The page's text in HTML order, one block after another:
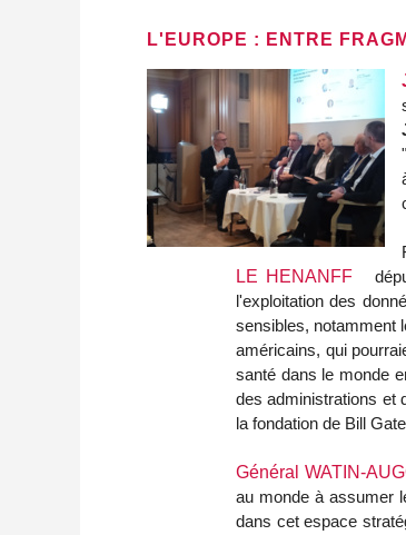
L'EUROPE : ENTRE
"
LE HENANFF
l'exploitation des
sensibles, notamment
américains, qui
santé dans le monde
des administrations et
la fondation de Bill
Général WATIN-
au monde à assumer
dans cet espace